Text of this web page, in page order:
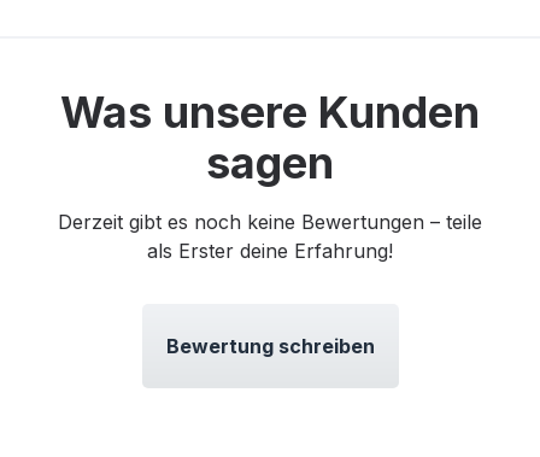
Was unsere Kunden
sagen
Derzeit gibt es noch keine Bewertungen – teile
als Erster deine Erfahrung!
Bewertung schreiben